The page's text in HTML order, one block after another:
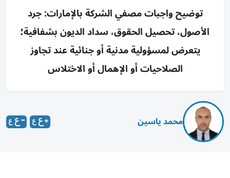
توضيح واجبات مصفي الشركة بالإمارات: جرد
الأصول، تحصيل الحقوق، سداد الديون بشفافية؛
يتعرض لمسؤولية مدنية أو جنائية عند تجاوز
الصلاحيات أو الإهمال أو الاختلاس
محمد ياسين